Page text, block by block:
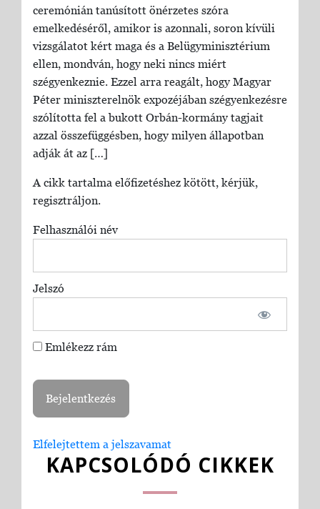
ceremónián tanúsított önérzetes szóra
emelkedéséről, amikor is azonnali, soron kívüli
vizsgálatot kért maga és a Belügyminisztérium
ellen, mondván, hogy neki nincs miért
szégyenkeznie. Ezzel arra reagált, hogy Magyar
Péter miniszterelnök expozéjában szégyenkezésre
szólította fel a bukott Orbán-kormány tagjait
azzal összefüggésben, hogy milyen állapotban
adják át az […]
A cikk tartalma előfizetéshez kötött, kérjük,
regisztráljon.
Felhasználói név
Jelszó
Emlékezz rám
Elfelejtettem a jelszavamat
KAPCSOLÓDÓ CIKKEK